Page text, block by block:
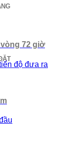
72 giờ
độ đưa ra